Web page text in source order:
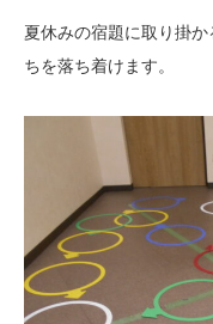
夏休みの宿題に取り掛
ちを落ち着けます。